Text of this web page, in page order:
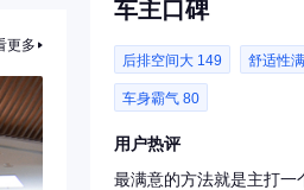
更多
车主口碑
后排空间大 149 舒适性
车身霸气 80
用户热评
最满意的方法就是主打一